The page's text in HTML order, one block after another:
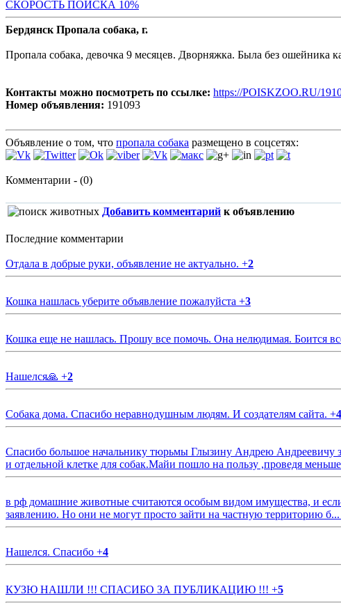
СКОРОСТЬ ПОИСКА 10%
Бердянск Пропала собака, г.
Пропала собака, девочка 9 месяцев. Дворняжка. Была без ошейника
Контакты можно посмотреть по ссылке: https://POISKZOO.RU/
Номер объявления: 191093
Объявление о том, что пропала собака размещено в соцсетях:
Комментарии - (0)
Добавить комментарий к объявлению
Последние комментарии
Отдала в добрые руки, объявление не актуально. +2
Кошка нашлась уберите объявление пожалуйста +3
Кошка еще не нашлась. Прошу все помочь. Она нелюдимая. Боится
Нашелся🙏 +2
Собака дома. Спасибо неравнодушным людям. И создателям сайта. +4
Спасибо большое начальнику тюрьмы Глызину Андрею Андреевичу
и отдельной клетке для собак.Майи пошло на пользу ,проведя
в рф домашние животные считаются особым видом имущества, и
заявлению. Но они не могут просто зайти на частную территорию б...
Нашелся. Спасибо +4
КУЗЮ НАШЛИ !!! СПАСИБО ЗА ПУБЛИКАЦИЮ !!! +5